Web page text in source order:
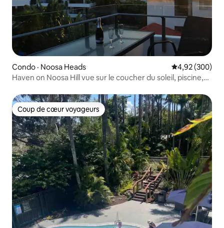
Condo · Noosa Heads Note
4,92 (300)
Haven on Noosa Hill vue sur le coucher du soleil, piscine,
Coup de cœur voyageurs
Coup de cœur voyageurs